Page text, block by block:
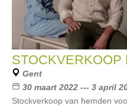
STOCKVERKOOP
Gent
30 maart 2022 --- 3 april
Stockverkoop van hemden